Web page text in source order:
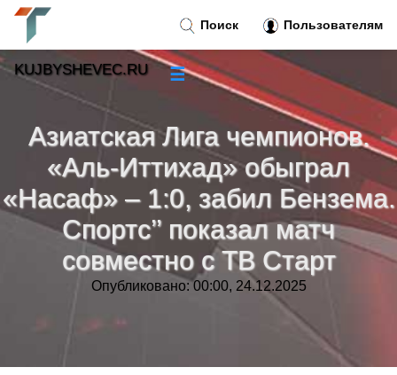
Азиатская Лига чемпионов.
«Аль-Иттихад» обыграл
«Насаф» – 1:0, забил Бензема.
Спортс’’ показал матч
совместно с ТВ Старт
Опубликовано: 00:00, 24.12.2025
Поиск Пользователям
KUJBYSHEVEC.RU ☰
Новости
Тренды новостей»
Рубрики»